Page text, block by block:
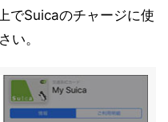
でSuicaのチャージに使
い。